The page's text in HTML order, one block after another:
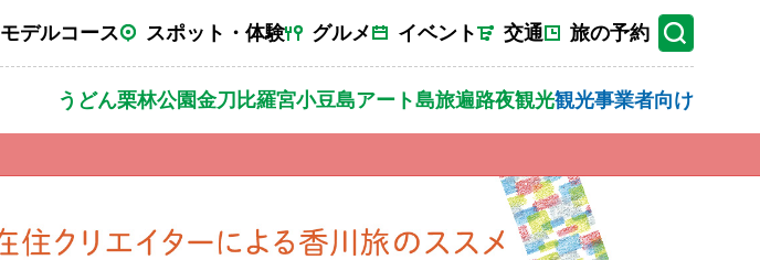
モデルコース スポット・体験 グルメ イベント 交通 旅の予約
うどん栗林公園金刀比羅宮小豆島アート島旅遍路夜観光観光事業者向け